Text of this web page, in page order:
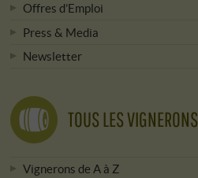
Offres d’Emploi
Press & Media
Newsletter
TOUS LES VIGNERONS
Vignerons de A à Z